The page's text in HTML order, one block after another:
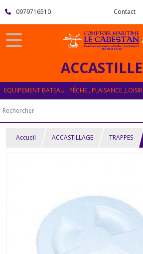
0979716510 Contact
Accueil ACCASTILLAGE TRAPPES